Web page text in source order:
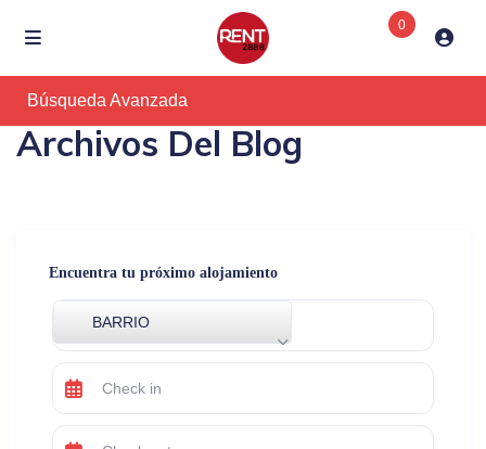
0
Búsqueda Avanzada
Archivos Del Blog
Encuentra tu próximo alojamiento
BARRIO